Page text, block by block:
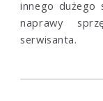
innego dużego
naprawy
serwisanta.